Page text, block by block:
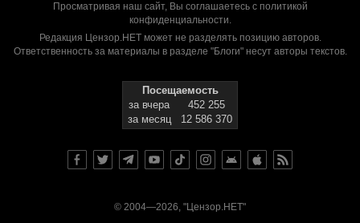
Просматривая наш сайт, Вы соглашаетесь с политикой
конфиденциальности.
Редакция Цензор.НЕТ может не разделять позицию авторов.
Ответственность за материалы в разделе "Блоги" несут авторы текстов.
Посещаемость
за вчера
452 255
за месяц
12 586 370
© 2004—2026, "Цензор.НЕТ"